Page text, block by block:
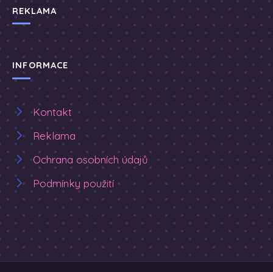
REKLAMA
INFORMACE
Kontakt
Reklama
Ochrana osobních údajů
Podmínky použití